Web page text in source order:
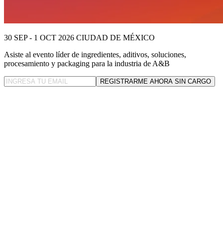
30 SEP - 1 OCT 2026 CIUDAD DE MÉXICO
Asiste al evento líderde ingredientes, aditivos, soluciones,
procesamiento y packaging para la industria de A&B
REGISTRARME AHORA SIN CARGO